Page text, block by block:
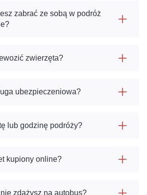
zabrać ze sobą w podróż
zwierzęta?
ubezpieczeniowa?
lub godzinę podróży?
kupiony online?
zdążysz na autobus?